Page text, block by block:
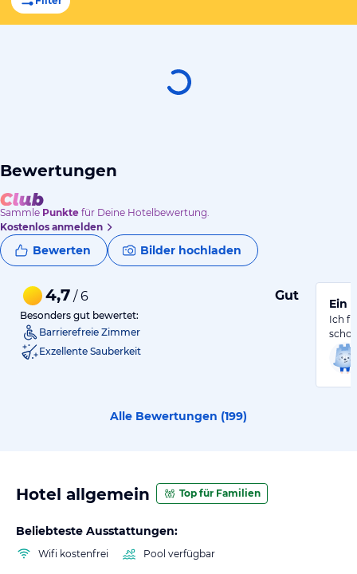
Bewertungen
Sammle Punkte für Deine Hotelbewertung.
Kostenlos anmelden
Bewerten Bilder hochladen
4,7 / 6 Gut
Besonders gut bewertet:
Barrierefreie Zimmer
Exzellente Sauberkeit
Ein
Ich
Alle Bewertungen (199)
Hotel allgemein Top für Familien
Beliebteste Ausstattungen:
Wifi kostenfrei Pool verfügbar